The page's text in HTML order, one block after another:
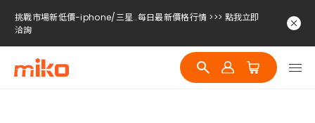
挑戰市場新低價-iphone/三星..每日最新價格行情 >>> 點我立即
洽詢
挑戰市場新低價-iphone/三星..每日最新價格行情 >>> 點我立即
洽詢
挑戰市場新低價-iphone/三星..每日最新價格行情 >>> 點我立即